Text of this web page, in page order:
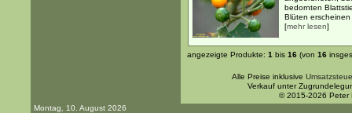
bedornten
Blüten
[mehr lesen]
angezeigte Produkte: 1 bis 16 (von 16
Alle Preise inklusive
Verkauf unter
© 2015-2026 Peter
Montag, 10. August 2026